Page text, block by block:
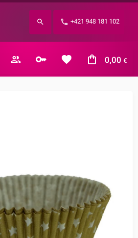
+421 948 181 102
0,00 €
Zabudnuté heslo?